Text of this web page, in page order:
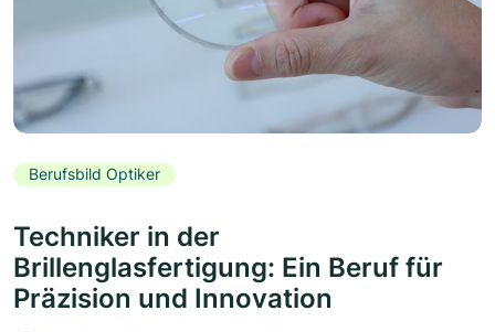
Berufsbild Optiker
Techniker in der
Brillenglasfertigung: Ein Beruf für
Präzision und Innovation